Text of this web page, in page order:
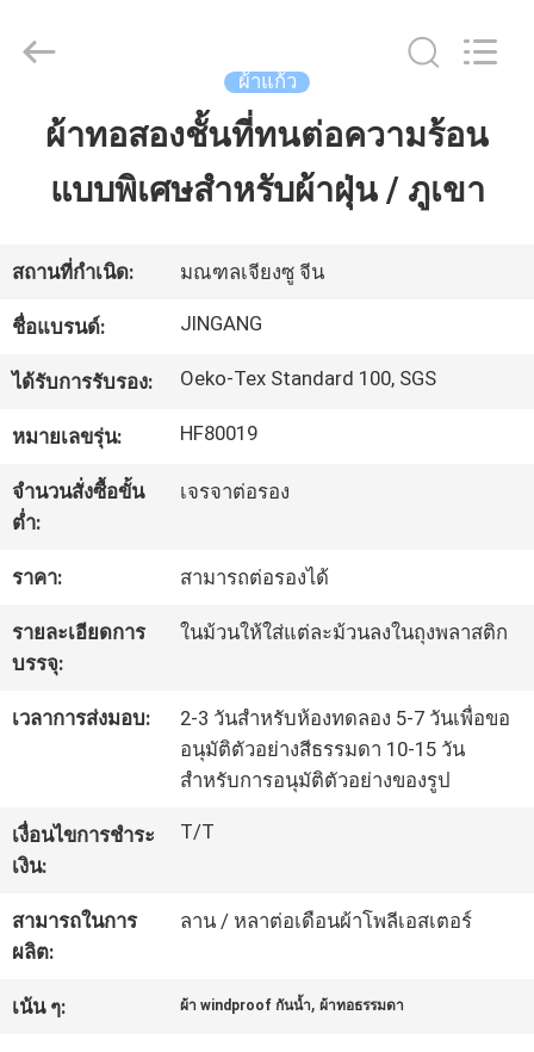
บ้าน
เกี่ยว
กับ
เรา
ทัวร์
โรงงาน
ควบคุม
คุณภาพ
เรา
ข่าว
2025
Suzhou
ผ้าแก้ว
ผ้าทอสองชั้นที่ทนต่อความร้อน
แบบพิเศษสำหรับผ้าฝุ่น / ภูเขา
สถานที่กำเนิด: มณฑลเจียงซู จีน
ชื่อแบรนด์: JINGANG
ได้รับการรับรอง: Oeko-Tex Standard 100, SGS
หมายเลขรุ่น: HF80019
จำนวนสั่งซื้อขั้น
ต่ำ:
เจรจาต่อรอง
ราคา: สามารถต่อรองได้
รายละเอียดการ
บรรจุ:
ในม้วนให้ใส่แต่ละม้วนลงในถุงพลาสติก
เวลาการส่งมอบ:
2-3 วันสำหรับห้องทดลอง 5-7 วันเพื่อขอ
อนุมัติตัวอย่างสีธรรมดา 10-15 วัน
สำหรับการอนุมัติตัวอย่างของรูป
เงื่อนไขการชำระ
เงิน:
T/T
สามารถในการ
ผลิต:
ลาน / หลาต่อเดือนผ้าโพลีเอสเตอร์
เน้น ๆ: ผ้า windproof กันน้ำ,ผ้าทอธรรมดา